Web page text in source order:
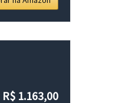
R$ 1.163,00